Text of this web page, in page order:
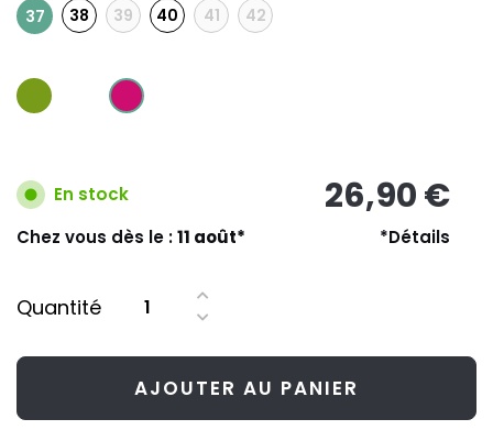
37 38 39 40 41 42
En stock 26,90 €
Chez vous dès le :11 août* *Détails
Quantité
AJOUTER AU PANIER